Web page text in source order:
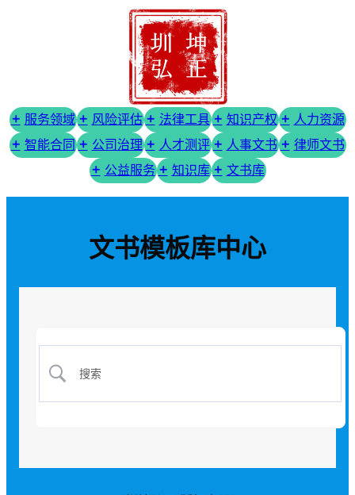
服务领域 风险评估 法律工具 知识产权
人力资源
智能合同
公司治理 人才测评 人事文书
律师文书
公益服务
知识库 文书库
文书模板库中心